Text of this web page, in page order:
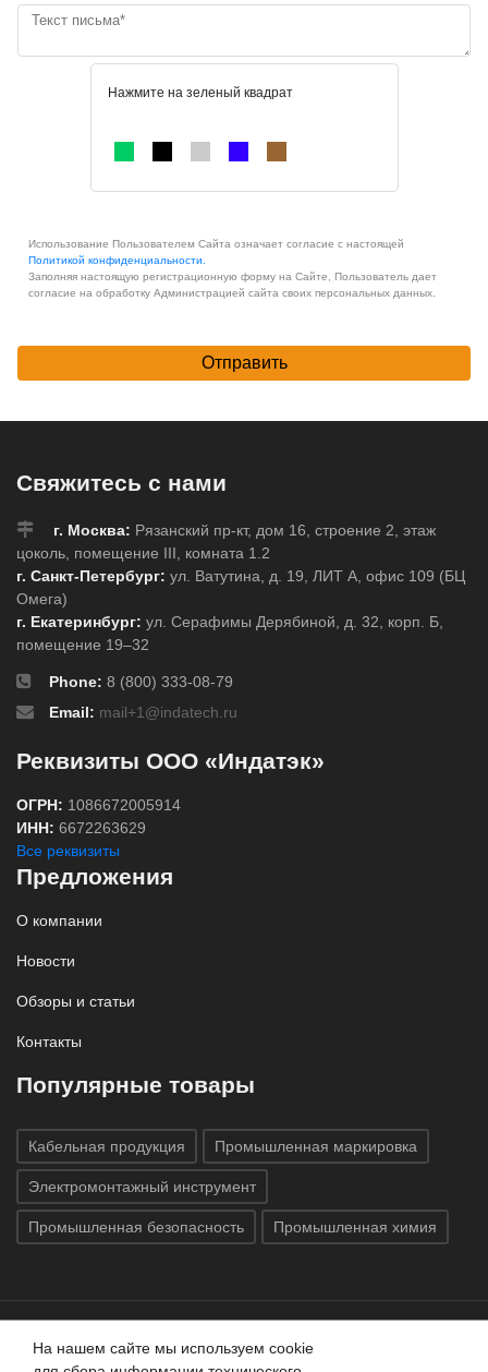
Нажмите на зеленый квадрат
Использование Пользователем Сайта означает согласие с настоящей
Политикой конфиденциальности.
Заполняя настоящую регистрационную форму на Сайте, Пользователь дает
согласие на обработку Администрацией сайта своих персональных данных.
Отправить
Свяжитесь с нами
г. Москва: Рязанский пр-кт, дом 16, строение 2, этаж
цоколь, помещение III, комната 1.2
г. Санкт-Петербург: ул. Ватутина, д. 19, ЛИТ А, офис 109 (БЦ
Омега)
г. Екатеринбург: ул. Серафимы Дерябиной, д. 32, корп. Б,
помещение 19–32
Phone: 8 (800) 333-08-79
Email: mail+1@indatech.ru
Реквизиты ООО «Индатэк»
ОГРН: 1086672005914
ИНН: 6672263629
Все реквизиты
Предложения
О компании
Новости
Обзоры и статьи
Контакты
Популярные товары
Кабельная продукция Промышленная маркировка
Электромонтажный инструмент
Промышленная безопасность Промышленная химия
Все права защищены © 2020 ГК «Индатэк»
На нашем сайте мы используем cookie